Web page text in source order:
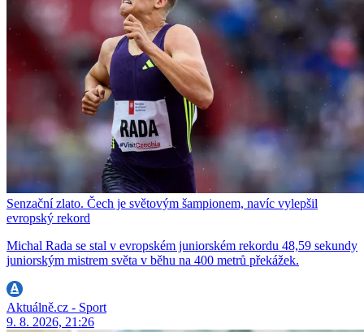
Senzační zlato. Čech je světovým šampionem, navíc vylepšil
evropský rekord
Michal Rada se stal v evropském juniorském rekordu 48,59 sekundy
juniorským mistrem světa v běhu na 400 metrů překážek.
Aktuálně.cz - Sport
9. 8. 2026, 21:26